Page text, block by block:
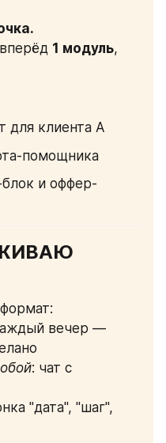
1 модуль,
клиента A
помощника
и оффер-
вечер —
: чат с
"дата", "шаг",